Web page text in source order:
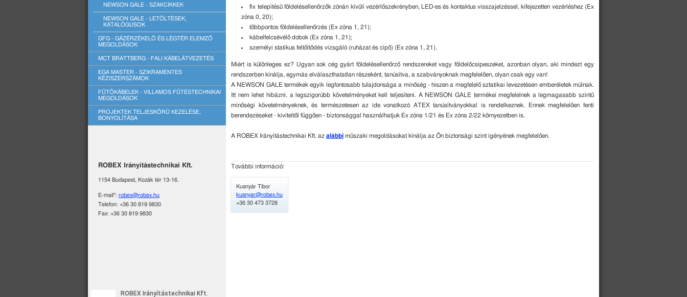
NEWSON GALE - SZAKCIKKEK
NEWSON GALE - LETÖLTÉSEK,
KATALÓGUSOK
GFG - GÁZÉRZÉKELŐ ÉS LÉGTÉR ELEMZŐ
MEGOLDÁSOK
MCT BRATTBERG - FALI KÁBELÁTVEZETÉS
EGA MASTER - SZIKRAMENTES
KÉZISZERSZÁMOK
FŰTŐKÁBELEK - VILLAMOS FŰTÉSTECHNIKAI
MEGOLDÁSOK
PROJEKTEK TELJESKÖRŰ KEZELÉSE,
BONYOLÍTÁSA
ROBEX Irányítástechnikai Kft.
1154 Budapest, Kozák tér 13-16.
E-mail*: robex@robex.hu
Telefon: +36 30 819 9830
Fax: +36 30 819 9830
fix telepítésű földelésellenőrzők zónán kívüli vezérlőszekrényben, LED-es és kontaktus visszajelzéssel, kifejezetten vezérléshez (Ex
zóna 0, 20);
többpontos földelésellenőrzés (Ex zóna 1, 21);
kábelfelcsévélő dobok (Ex zóna 1, 21);
személyi statikus feltöltődés vizsgáló (ruházat és cipő) (Ex zóna 1, 21).
Miért is különleges ez? Ugyan sok cég gyárt földelésellenőrző rendszereket vagy földelőcsipeszeket, azonban olyan, aki mindezt egy
rendszerben kínálja, egymás elválaszthatatlan részeként, tanúsítva, a szabványoknak megfelelően, olyan csak egy van!
A NEWSON GALE termékek egyik legfontosabb tulajdonsága a minőség - hiszen a megfelelő sztatikai levezetésen emberéletek múlnak.
Itt nem lehet hibázni, a legszigorúbb követelményeket kell teljesíteni. A NEWSON GALE termékei megfelelnek a legmagasabb szintű
minőségi követelményeknek, és természetesen az ide vonatkozó ATEX tanúsítványokkal is rendelkeznek. Ennek megfelelően fenti
berendezéseket - kiviteltől függően - biztonsággal használhatjuk Ex zóna 1/21 és Ex zóna 2/22 környezetben is.
A ROBEX Irányítástechnikai Kft. az alábbi műszaki megoldásokat kínálja az Ön biztonsági szint igényének megfelelően.
További információ:
Kusnyár Tibor
kusnyar@robex.hu
+36 30 473 3728